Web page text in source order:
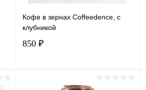
Кофе в зернах Coffeedence, с
клубникой
850 ₽
Подписаться